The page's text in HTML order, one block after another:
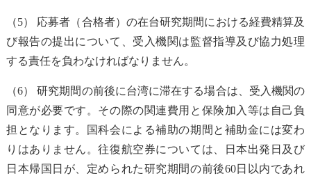
（5） 応募者（合格者）の在台研究期間における経費精算及
び報告の提出について、受入機関は監督指導及び協力処理
する責任を負わなければなりません。
（6） 研究期間の前後に台湾に滞在する場合は、受入機関の
同意が必要です。その際の関連費用と保険加入等は自己負
担となります。国科会による補助の期間と補助金には変わ
りはありません。往復航空券については、日本出発日及び
日本帰国日が、定められた研究期間の前後60日以内であれ